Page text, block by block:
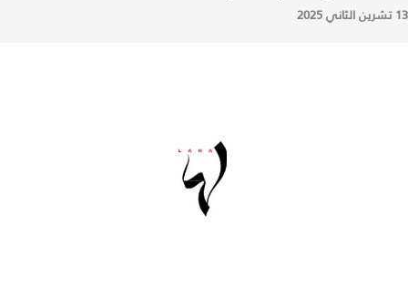
13 تشرين الثاني 2025